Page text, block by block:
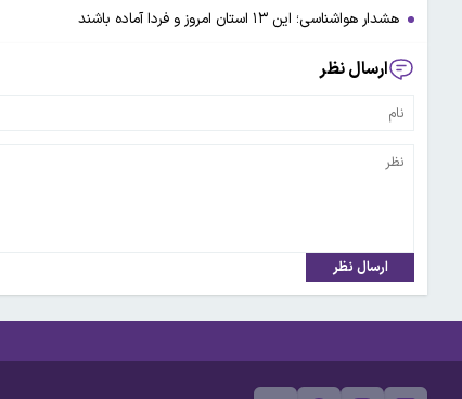
هشدار هواشناسی؛ این ۱۳ استان امروز و فردا آماده باشند
ارسال نظر
ارسال نظر